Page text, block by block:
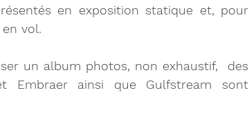
en exposition statique et, pour
vol.
un album photos, non exhaustif,  des
Embraer ainsi que Gulfstream sont